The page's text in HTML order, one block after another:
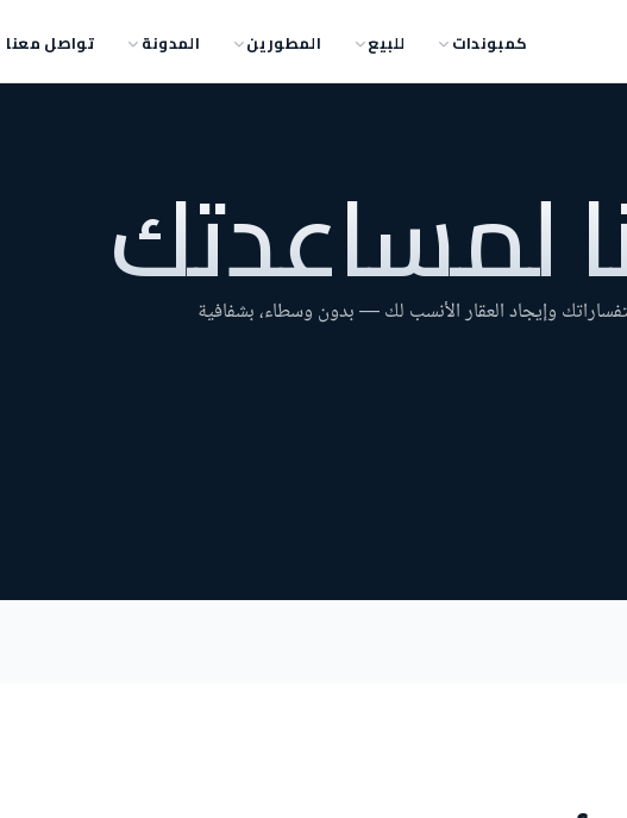
كمبوندات للبيع المطورين المدونة تواصل معنا
لمساعدتك
وإيجاد العقار الأنسب لك — بدون وسطاء، بشفافية